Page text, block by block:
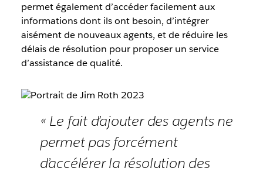
permet également d’accéder facilement aux
informations dont ils ont besoin, d’intégrer
aisément de nouveaux agents, et de réduire les
délais de résolution pour proposer un service
d’assistance de qualité.
« Le fait d’ajouter des agents ne
permet pas forcément
d’accélérer la résolution des